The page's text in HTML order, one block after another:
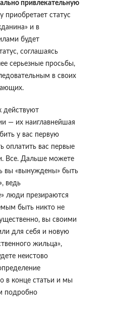
привлекательную
приобретает статус
и в
будет
соглашаясь
серьезные просьбы,
в своих
действуют
— их наиглавнейшая
у вас первую
оплатить вас первые
Все. Дальше можете
вы «вынуждены» быть
ведь
люди презираются
быть никто не
вы своими
для себя и новую
жильца»,
неистово
в конце статьи и мы
подробно